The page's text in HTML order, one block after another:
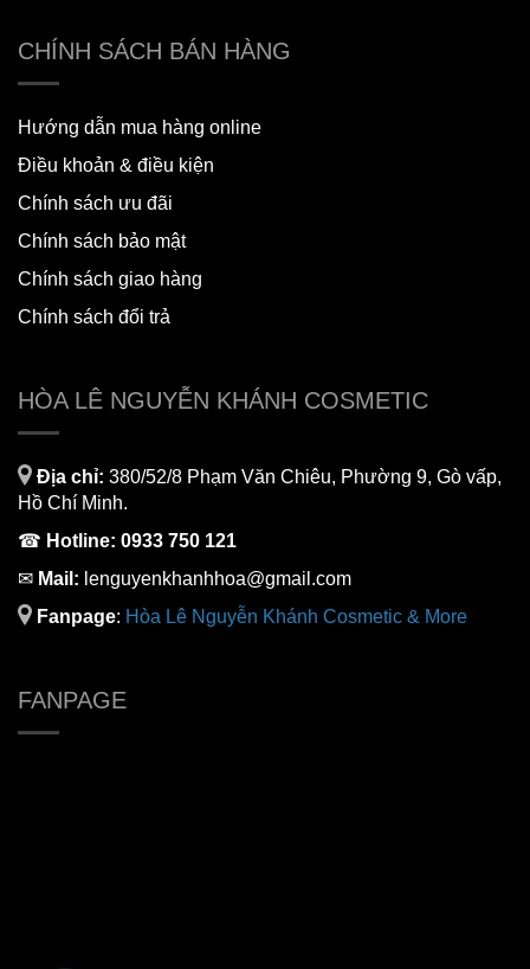
CHÍNH SÁCH BÁN HÀNG
Hướng dẫn mua hàng online
Điều khoản & điều kiện
Chính sách ưu đãi
Chính sách bảo mật
Chính sách giao hàng
Chính sách đổi trả
HÒA LÊ NGUYỄN KHÁNH COSMETIC
Địa chỉ: 380/52/8 Phạm Văn Chiêu, Phường 9, Gò vấp,
Hồ Chí Minh.
☎ Hotline: 0933 750 121
✉ Mail: lenguyenkhanhhoa@gmail.com
Fanpage: Hòa Lê Nguyễn Khánh Cosmetic & More
FANPAGE